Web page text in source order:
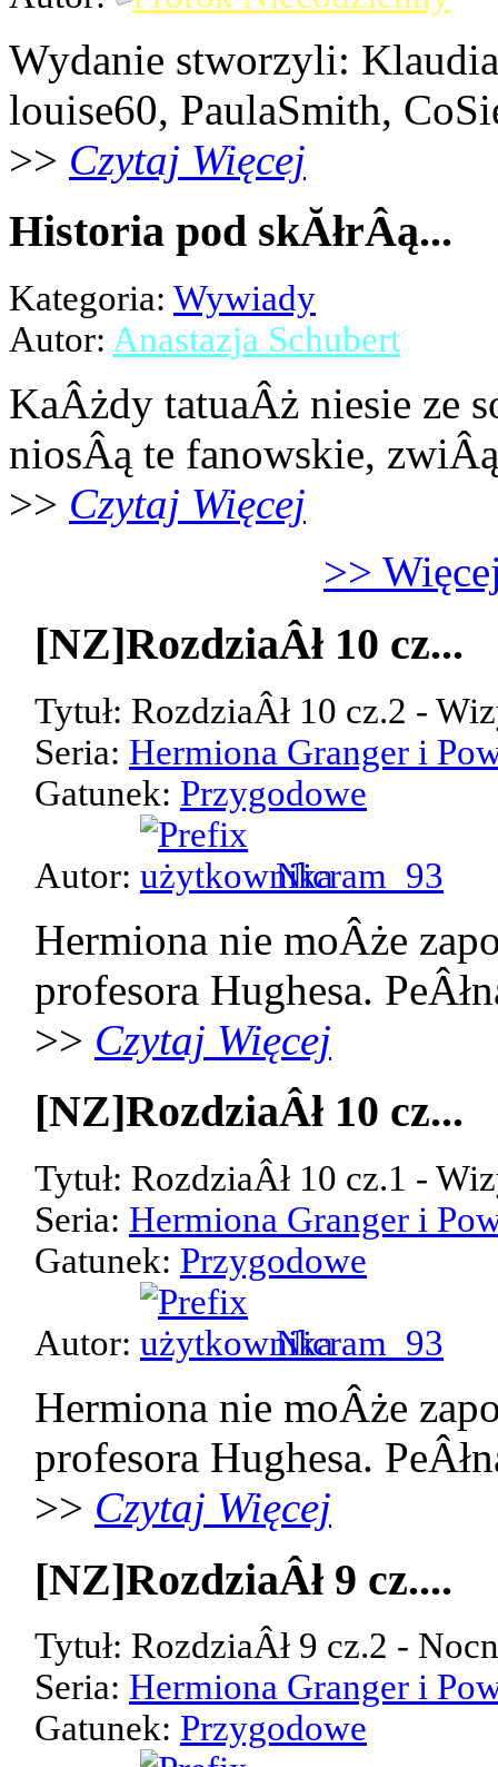
Wydanie stworzyli:
louise60, PaulaSmith,
>> Czytaj Więcej
Historia pod skĂłrÂą...
Kategoria: Wywiady
Autor: Anastazja Schubert
KaÂżdy tatuaÂż niesie ze
niosÂą te fanowskie,
>> Czytaj Więcej
>>
[NZ]RozdziaÂł 10 cz...
Tytuł: RozdziaÂł 10 cz.2 -
Seria: Hermiona Granger i
Gatunek: Przygodowe
Autor: Nicram_93
Hermiona nie moÂże
profesora Hughesa.
>> Czytaj Więcej
[NZ]RozdziaÂł 10 cz...
Tytuł: RozdziaÂł 10 cz.1 -
Seria: Hermiona Granger i
Gatunek: Przygodowe
Autor: Nicram_93
Hermiona nie moÂże
profesora Hughesa.
>> Czytaj Więcej
[NZ]RozdziaÂł 9 cz....
Tytuł: RozdziaÂł 9 cz.2 -
Seria: Hermiona Granger i
Gatunek: Przygodowe